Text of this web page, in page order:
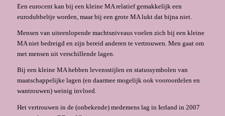
Een eurocent kan bij een kleine MA relatief gemakkelijk een
eurodubbeltje worden, maar bij een grote MA lukt dat bijna niet.
Mensen van uiteenlopende machtsniveaus voelen zich bij een kleine
MA niet bedreigd en zijn bereid anderen te vertrouwen. Men gaat om
met mensen uit verschillende lagen.
Bij een kleine MA hebben levensstijlen en statussymbolen van
maatschappelijke lagen (en daarmee mogelijk ook vooroordelen en
wantrouwen) weinig invloed.
Het vertrouwen in de (onbekende) medemens lag in Ierland in 2007